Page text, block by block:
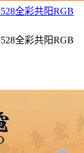
全彩共阳RGB
全彩共阳RGB